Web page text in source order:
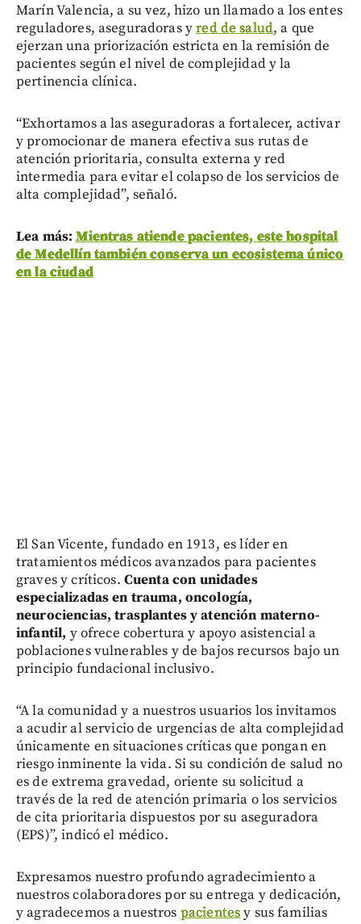
Marín Valencia, a su vez, hizo un llamado a los entes
reguladores, aseguradoras yred de salud, a que
ejerzan una priorización estricta en la remisión de
pacientes según el nivel de complejidad y la
pertinencia clínica.
“Exhortamos a las aseguradoras a fortalecer, activar
y promocionar de manera efectiva sus rutas de
atención prioritaria, consulta externa y red
intermedia para evitar el colapso de los servicios de
alta complejidad”, señaló.
Lea más:Mientras atiende pacientes, este hospital
de Medellín también conserva un ecosistema único
en la ciudad
El San Vicente, fundado en 1913, es líder en
tratamientos médicos avanzados para pacientes
graves y críticos. Cuenta con unidades
especializadas en trauma, oncología,
neurociencias, trasplantes y atención materno-
infantil, y ofrece cobertura y apoyo asistencial a
poblaciones vulnerables y de bajos recursos bajo un
principio fundacional inclusivo.
“A la comunidad y a nuestros usuarios los invitamos
a acudir al servicio de urgencias de alta complejidad
únicamente en situaciones críticas que pongan en
riesgo inminente la vida. Si su condición de salud no
es de extrema gravedad, oriente su solicitud a
través de la red de atención primaria o los servicios
de cita prioritaria dispuestos por su aseguradora
(EPS)”, indicó el médico.
Expresamos nuestro profundo agradecimiento a
nuestros colaboradores por su entrega y dedicación,
y agradecemos a nuestros pacientesy sus familias